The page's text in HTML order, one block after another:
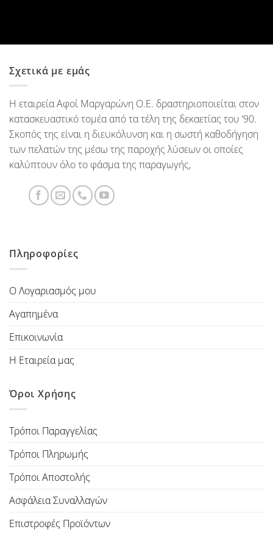
Σχετικά με εμάς
Η εταιρεία Αφοί Μαργαρώνη Ο.Ε. δραστηριοποιείται στον
κατασκευαστικό τομέα από τα τέλη της δεκαετίας του ‘90.
Σκοπός της είναι η διευκόλυνση και η σωστή καθοδήγηση
των πελατών της μέσω της παροχής λύσεων οι οποίες
καλύπτουν όλο το φάσμα της παραγωγής,
Πληροφορίες
Ο Λογαριασμός μου
Αγαπημένα
Επικοινωνία
Η Εταιρεία μας
Όροι Χρήσης
Τρόποι Παραγγελίας
Τρόποι Πληρωμής
Τρόποι Αποστολής
Ασφάλεια Συναλλαγών
Επιστροφές Προϊόντων